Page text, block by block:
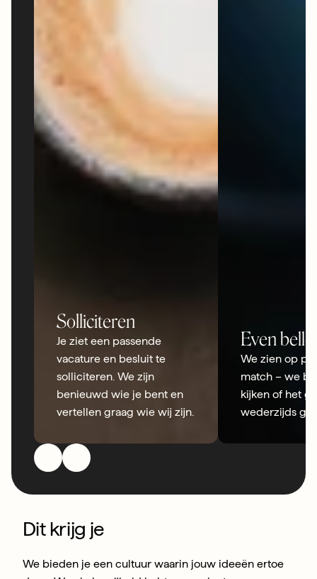
Solliciteren
Je ziet een passende
vacature en besluit te
solliciteren. We zijn
benieuwd wie je bent en
vertellen graag wie wij zijn.
Even
We zien op
match – we
kijken of het
wederzijds
Dit krijg je
We bieden je een cultuur waarin jouw ideeën ertoe